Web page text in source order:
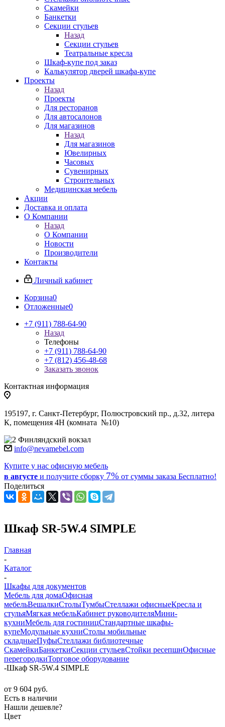
Скамейки
Банкетки
Секции стульев
Назад
Секции стульев
Театральные кресла
Шкаф-купе под заказ
Калькулятор дверей шкафа-купе
Проекты
Назад
Проекты
Для ресторанов
Для автосалонов
Для магазинов
Назад
Для магазинов
Ювелирных
Часовых
Сувенирных
Строительных
Медицинская мебель
Акции
Доставка и оплата
О Компании
Назад
О Компании
Новости
Производители
Контакты
Личный кабинет
Корзина0
Отложенные0
+7 (911) 788-64-90
Назад
Телефоны
+7 (911) 788-64-90
+7 (812) 456-48-68
Заказать звонок
Контактная информация
195197, г. Санкт-Петербург, Полюстровский пр., д.32, литера
К, помещения 4Н (комната №10)
Финляндский вокзал
info@nevamebel.com
Купите у нас офисную мебель
в августе и получите сборку 7% от суммы заказа Бесплатно!
Поделиться
Шкаф SR-5W.4 SIMPLE
Главная
-
Каталог
-
Шкафы для документов
Мебель для домаОфисная
мебельВешалкиСтолыТумбыСтеллажи офисныеКресла и
стульяМягкая мебельКабинет руководителяМини-
кухниМебель для гостиницСтандартные шкафы-
купеМодульные кухниСтолы мобильные
складныеПуфыСтеллажи библиотечные
СкамейкиБанкеткиСекции стульевСтойки ресепшнОфисные
перегородкиТорговое оборудование
-Шкаф SR-5W.4 SIMPLE
от 9 604 руб.
Есть в наличии
Нашли дешевле?
Цвет